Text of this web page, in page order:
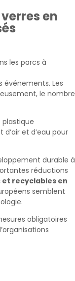
en
les parcs à
événements. Les
le nombre
plastique
et d’eau pour
durable à
réductions
recyclables en
semblent
obligatoires